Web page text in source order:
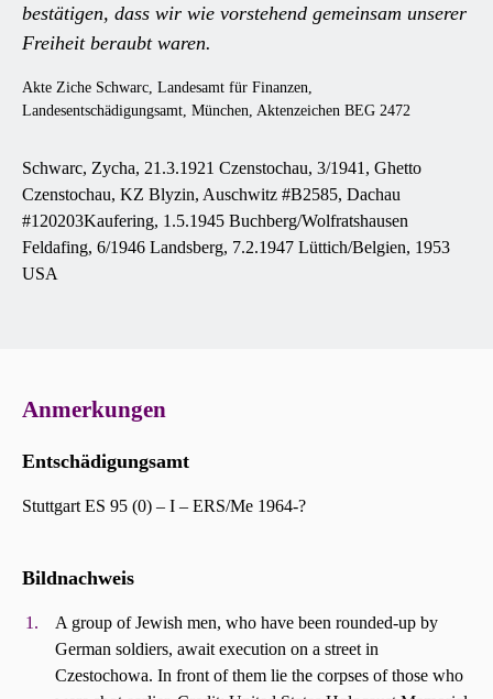
bestätigen, dass wir wie vorstehend gemeinsam unserer
Freiheit beraubt waren.
Akte Ziche Schwarc, Landesamt für Finanzen,
Landesentschädigungsamt, München, Aktenzeichen BEG 2472
Schwarc, Zycha, 21.3.1921 Czenstochau, 3/1941, Ghetto
Czenstochau, KZ Blyzin, Auschwitz #B2585, Dachau
#120203Kaufering, 1.5.1945 Buchberg/Wolfratshausen
Feldafing, 6/1946 Landsberg, 7.2.1947 Lüttich/Belgien, 1953
USA
Anmerkungen
Entschädigungsamt
Stuttgart ES 95 (0) – I – ERS/Me 1964-?
Bildnachweis
A group of Jewish men, who have been rounded-up by
German soldiers, await execution on a street in
Czestochowa. In front of them lie the corpses of those who